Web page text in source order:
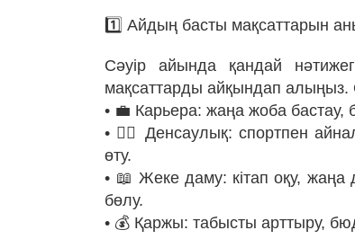
1️⃣ Айдың басты мақсаттарын
Сәуір айында қандай
мақсаттарды айқындап алыңыз.
• 💼 Карьера: жаңа жоба бастау,
• 🏋️‍♂️ Денсаулық: спортпен
өту.
• 📖 Жеке даму: кітап оқу,
бөлу.
• 💰 Қаржы: табысты арттыру,